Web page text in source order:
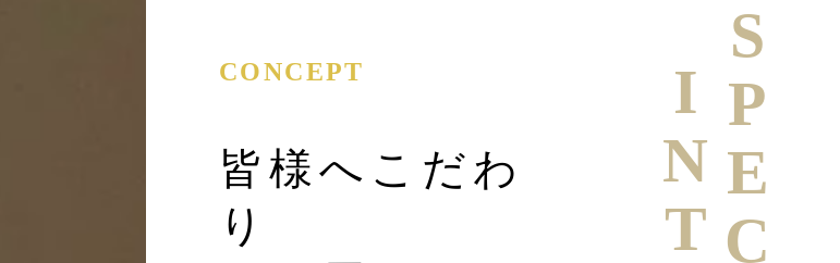
CONCEPT
皆様へこだわ
り